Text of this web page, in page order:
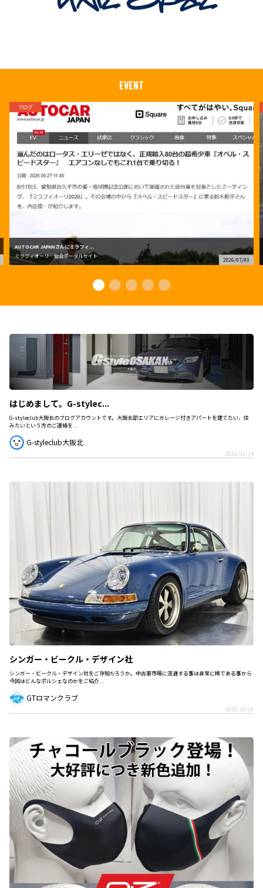
EVENT
ブログ
AUTOCAR JAPANさんにミラフィ...
ミラフィオーリ 総合ポータルサイト
2026/07/03
はじめまして。G-stylec...
G-styleclub大阪北のブログアカウントです。大阪北部エリアにガレージ付きアパートを建てたい、住
みたいという方のご連絡を...
G-styleclub大阪北
2021/01/14
シンガー・ビークル・デザイン社
シンガー・ビークル・デザイン社をご存知だろうか。中古車市場に流通する事は非常に稀である事から
今回はどんなポルシェなのかをご紹介...
GTロマンクラブ
2020/10/29